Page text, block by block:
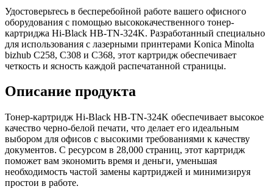
Удостоверьтесь в бесперебойной работе вашего офисного
оборудования с помощью высококачественного тонер-
картриджа Hi-Black HB-TN-324K. Разработанный специально
для использования с лазерными принтерами Konica Minolta
bizhub C258, C308 и C368, этот картридж обеспечивает
четкость и ясность каждой распечатанной страницы.
Описание продукта
Тонер-картридж Hi-Black HB-TN-324K обеспечивает высокое
качество черно-белой печати, что делает его идеальным
выбором для офисов с высокими требованиями к качеству
документов. С ресурсом в 28,000 страниц, этот картридж
поможет вам экономить время и деньги, уменьшая
необходимость частой замены картриджей и минимизируя
простои в работе.